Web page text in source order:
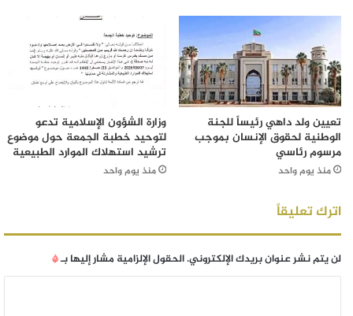
تعيين ولد داهي رئيساً للجنة
الوطنية لحقوق الإنسان بموجب
مرسوم رئاسي
منذ يوم واحد
وزارة الشؤون الإسلامية تدعو
لتوحيد خطبة الجمعة حول موضوع
ترشيد استهلاك الموارد الطبيعية
منذ يوم واحد
اترك تعليقاً
لن يتم نشر عنوان بريدك الإلكتروني.الحقول الإلزامية مشار إليها بـ*